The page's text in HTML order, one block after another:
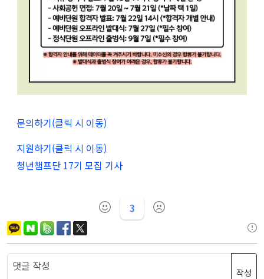
문의하기(클릭 시 이동)
지원하기(클릭 시 이동)
청년챔프단 17기 모집 기사
3
작성